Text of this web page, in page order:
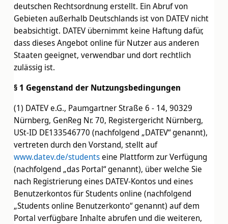
deutschen Rechtsordnung erstellt. Ein Abruf von
Gebieten außerhalb Deutschlands ist von DATEV nicht
beabsichtigt. DATEV übernimmt keine Haftung dafür,
dass dieses Angebot online für Nutzer aus anderen
Staaten geeignet, verwendbar und dort rechtlich
zulässig ist.
§ 1 Gegenstand der Nutzungsbedingungen
(1) DATEV e.G., Paumgartner Straße 6 - 14, 90329
Nürnberg, GenReg Nr. 70, Registergericht Nürnberg,
USt-ID DE133546770 (nachfolgend „DATEV“ genannt),
vertreten durch den Vorstand, stellt auf
www.datev.de/studentseine Plattform zur Verfügung
(nachfolgend „das Portal“ genannt), über welche Sie
nach Registrierung eines DATEV-Kontos und eines
Benutzerkontos für Students online (nachfolgend
„Students online Benutzerkonto“ genannt) auf dem
Portal verfügbare Inhalte abrufen und die weiteren,